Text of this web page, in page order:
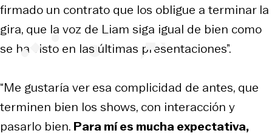
firmado un contrato que los obligue a terminar la
gira, que la voz de Liam siga igual de bien como
se ha visto en las últimas presentaciones”.
“Me gustaría ver esa complicidad de antes, que
terminen bien los shows, con interacción y
pasarlo bien. Para mí es mucha expectativa,